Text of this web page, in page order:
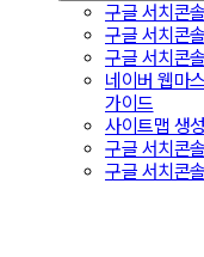
구글 서치콘
구글 서치콘
구글 서치콘
네이버 웹마
가이드
사이트맵 생
구글 서치콘
구글 서치콘